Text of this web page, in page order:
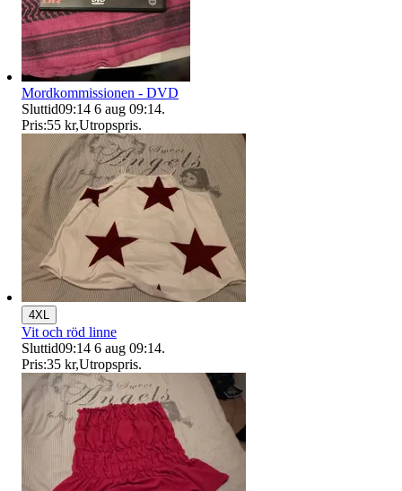
Mordkommissionen - DVD
Sluttid09:14 6 aug 09:14.
Pris:55 kr,Utropspris.
4XL
Vit och röd linne
Sluttid09:14 6 aug 09:14.
Pris:35 kr,Utropspris.